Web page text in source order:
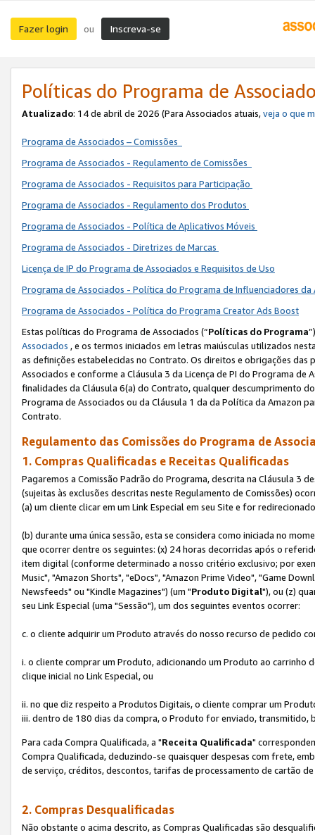
Fazer login ou Inscreva-se
Políticas do Programa de
Atualizado: 14 de abril de 2026 (Para Associados atuais,veja o que
Programa de Associados – Comissões
Programa de Associados - Regulamento de Comissões
Programa de Associados - Requisitos para Participação
Programa de Associados - Regulamento dos Produtos
Programa de Associados - Política de Aplicativos Móveis
Programa de Associados - Diretrizes de Marcas
Licença de IP do Programa de Associados e Requisitos de Uso
Programa de Associados - Política do Programa de Influenciadores
Programa de Associados - Política do Programa Creator Ads Boost
Estas políticas do Programa de Associados (“Políticas do Programa
Associados , e os termos iniciados em letras maiúsculas utilizados
as definições estabelecidas no Contrato. Os direitos e obrigações
Associados e conforme a Cláusula 3 da Licença de PI do Programa
finalidades da Cláusula 6(a) do Contrato, qualquer descumprimento
Programa de Associados ou da Cláusula 1 da da Política da Amazon
Contrato.
Regulamento das Comissões do Programa de
1. Compras Qualificadas e Receitas Qualificadas
Pagaremos a Comissão Padrão do Programa, descrita na Cláusula 3
(sujeitas às exclusões descritas neste Regulamento de Comissões)
(a) um cliente clicar em um Link Especial em seu Site e for
(b) durante uma única sessão, esta se considera como iniciada no
que ocorrer dentre os seguintes: (x) 24 horas decorridas após o
item digital (conforme determinado a nosso critério exclusivo; por
Music", "Amazon Shorts", "eDocs", "Amazon Prime Video", "Game
Newsfeeds" ou "Kindle Magazines") (um "Produto Digital"), ou (z)
seu Link Especial (uma "Sessão"), um dos seguintes eventos ocorrer:
c. o cliente adquirir um Produto através do nosso recurso de pedido
i. o cliente comprar um Produto, adicionando um Produto ao
clique inicial no Link Especial, ou
ii. no que diz respeito a Produtos Digitais, o cliente comprar um
iii. dentro de 180 dias da compra, o Produto for enviado, transmitido,
Para cada Compra Qualificada, a "Receita Qualificada"
Compra Qualificada, deduzindo-se quaisquer despesas com frete,
de serviço, créditos, descontos, tarifas de processamento de cartão
2. Compras Desqualificadas
Não obstante o acima descrito, as Compras Qualificadas são